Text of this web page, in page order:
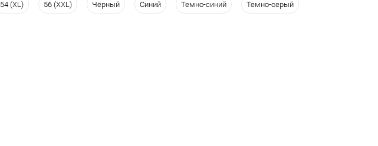
Размер одежды
54 (XL) 56 (XXL) Чёрный Синий Темно-синий Темно-серый